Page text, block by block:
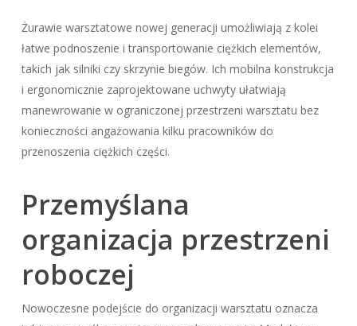
Żurawie warsztatowe nowej generacji umożliwiają z kolei
łatwe podnoszenie i transportowanie ciężkich elementów,
takich jak silniki czy skrzynie biegów. Ich mobilna konstrukcja
i ergonomicznie zaprojektowane uchwyty ułatwiają
manewrowanie w ograniczonej przestrzeni warsztatu bez
konieczności angażowania kilku pracowników do
przenoszenia ciężkich części.
Przemyślana
organizacja przestrzeni
roboczej
Nowoczesne podejście do organizacji warsztatu oznacza